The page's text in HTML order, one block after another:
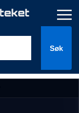
Søk